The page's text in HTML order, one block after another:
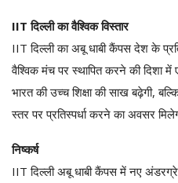
IIT दिल्ली का वैश्विक विस्तार
IIT दिल्ली का अबू धाबी कैंपस देश के
वैश्विक मंच पर स्थापित करने की
भारत की उच्च शिक्षा की साख बढ़ेगी,
स्तर पर प्रतिस्पर्धा करने का अवसर
निष्कर्ष
IIT दिल्ली अबू धाबी कैंपस में नए